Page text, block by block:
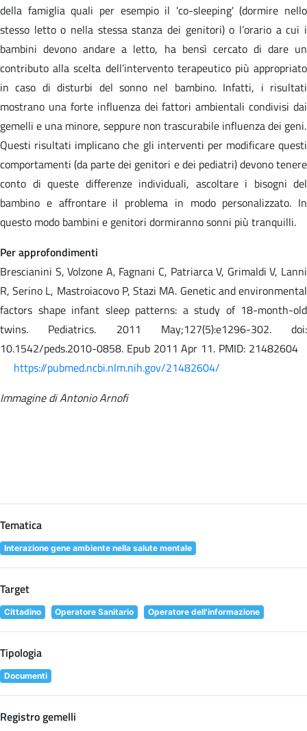
della famiglia quali per esempio il 'co-sleeping' (dormire nello
stesso letto o nella stessa stanza dei genitori) o l’orario a cui i
bambini devono andare a letto, ha bensì cercato di dare un
contributo alla scelta dell’intervento terapeutico più appropriato
in caso di disturbi del sonno nel bambino. Infatti, i risultati
mostrano una forte influenza dei fattori ambientali condivisi dai
gemelli e una minore, seppure non trascurabile influenza dei geni.
Questi risultati implicano che gli interventi per modificare questi
comportamenti (da parte dei genitori e dei pediatri) devono tenere
conto di queste differenze individuali, ascoltare i bisogni del
bambino e affrontare il problema in modo personalizzato. In
questo modo bambini e genitori dormiranno sonni più tranquilli.
Per approfondimenti
Brescianini S, Volzone A, Fagnani C, Patriarca V, Grimaldi V, Lanni
R, Serino L, Mastroiacovo P, Stazi MA. Genetic and environmental
factors shape infant sleep patterns: a study of 18-month-old
twins. Pediatrics. 2011 May;127(5):e1296-302. doi:
10.1542/peds.2010-0858. Epub 2011 Apr 11. PMID: 21482604
https://pubmed.ncbi.nlm.nih.gov/21482604/
Immagine di Antonio Arnofi
Tematica
Interazione gene ambiente nella salute mentale
Target
Cittadino Operatore Sanitario Operatore dell'informazione
Tipologia
Documenti
Registro gemelli